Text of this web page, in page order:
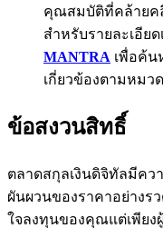
USDT New User
USDT Flexible
BTC New User
คุณสมบัติที่คล้ายค
สำหรับรายละเอีย
MANTRA เพื่อค้น
เกี่ยวข้องตามหม
ข้อสงวนสิทธิ์
ตลาดสกุลเงินดิจิทัลมีคว
ผันผวนของราคาอย่างร
ใจลงทุนของคุณแต่เพียง